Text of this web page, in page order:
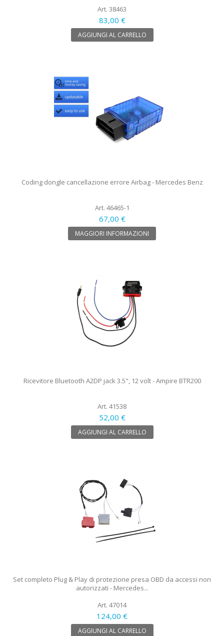
Art. 38463
83,00 €
AGGIUNGI AL CARRELLO
Coding dongle cancellazione errore Airbag - Mercedes Benz
Art. 46465-1
67,00 €
MAGGIORI INFORMAZIONI
Ricevitore Bluetooth A2DP jack 3.5", 12 volt - Ampire BTR200
Art. 41538
52,00 €
AGGIUNGI AL CARRELLO
Set completo Plug & Play di protezione presa OBD da accessi non
autorizzati - Mercedes...
Art. 47014
124,00 €
AGGIUNGI AL CARRELLO